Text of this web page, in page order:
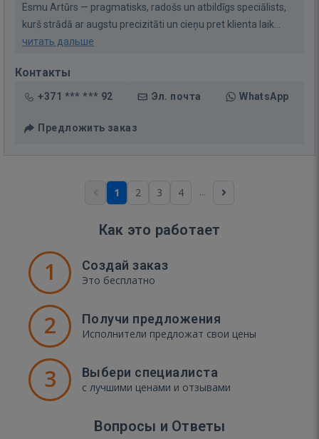
Esmu Artūrs — pragmatisks, radošs un atbildīgs speciālists,
kurš strādā ar augstu precizitāti un cieņu pret klienta laik...
читать дальше
Контакты
+371 *** *** 92 Эл. почта WhatsApp
Предложить заказ
1 2 3 4 ...
Как это работает
1 Создай заказ
Это бесплатно
2 Получи предложения
Исполнители предложат свои цены
3 Выбери специалиста
с лучшими ценами и отзывами
Вопросы и Ответы